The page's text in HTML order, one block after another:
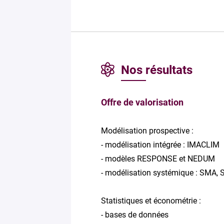
Nos résultats
Offre de valorisation
Modélisation prospective :
- modélisation intégrée : IMACLIM
- modèles RESPONSE et NEDUM
- modélisation systémique : SMA,
Statistiques et économétrie :
- bases de données